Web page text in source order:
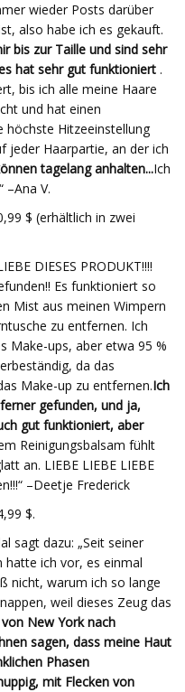
wieder Posts darüber
also habe ich es gekauft.
bis zur Taille und sind sehr
hat sehr gut funktioniert .
bis ich alle meine Haare
und hat einen
höchste Hitzeeinstellung
jeder Haarpartie, an der ich
tagelang anhalten...Ich
–Ana V.
$ (erhältlich in zwei
DIESES PRODUKT!!!!
Es funktioniert so
Mist aus meinen Wimpern
zu entfernen. Ich
Make-ups, aber etwa 95 %
da das
Make-up zu entfernen.Ich
gefunden, und ja,
gut funktioniert, aber
Reinigungsbalsam fühlt
an. LIEBE LIEBE LIEBE
–Deetje Frederick
$.
sagt dazu: „Seit seiner
hatte ich vor, es einmal
nicht, warum ich so lange
weil dieses Zeug das
New York nach
sagen, dass meine Haut
Phasen
mit Flecken von